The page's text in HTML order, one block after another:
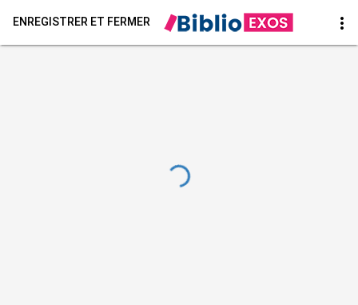
ENREGISTRER ET FERMER more_vert